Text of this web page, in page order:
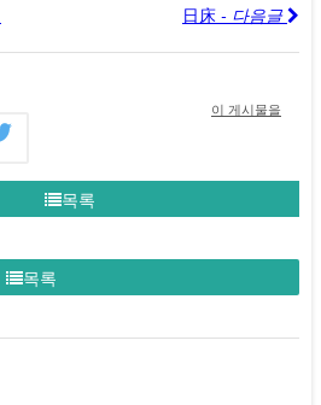
日床 - 다음글
이 게시물을
목록
목록